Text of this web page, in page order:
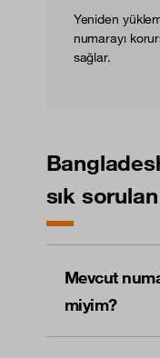
Yeniden
numarayı
sağlar.
sık
Mevcut
miyim?